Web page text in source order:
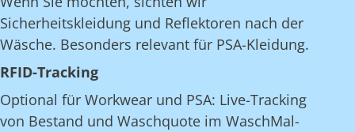
Sicherheitskleidung und Reflektoren nach der
Wäsche. Besonders relevant für PSA-Kleidung.
RFID-Tracking
Optional für Workwear und PSA: Live-Tracking
von Bestand und Waschquote im WaschMal-